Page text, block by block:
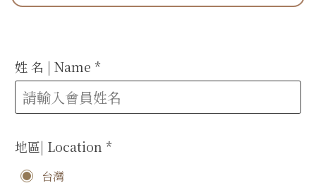
姓 名 | Name *
地區| Location *
台灣